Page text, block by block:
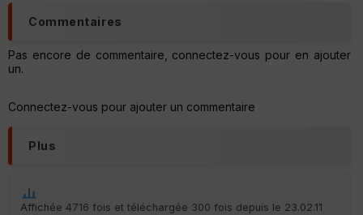
ar
en
S
Commentaires
Pas encore de commentaire, connectez-vous pour en ajouter
un.
Connectez-vous pour ajouter un commentaire
Plus
Affichée 4716 fois et téléchargée 300 fois depuis le 23.02.11